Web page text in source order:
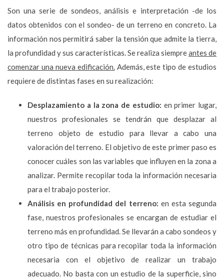
Son una serie de sondeos, análisis e interpretación -de los
datos obtenidos con el sondeo- de un terreno en concreto. La
información nos permitirá saber la tensión que admite la tierra,
la profundidad y sus características. Se realiza siempreantes de
comenzar una nueva edificación.Además, este tipo de estudios
requiere de distintas fases en su realización:
Desplazamiento a la zona de estudio: en primer lugar,
nuestros profesionales se tendrán que desplazar al
terreno objeto de estudio para llevar a cabo una
valoración del terreno. El objetivo de este primer paso es
conocer cuáles son las variables que influyen en la zona a
analizar. Permite recopilar toda la información necesaria
para el trabajo posterior.
Análisis en profundidad del terreno: en esta segunda
fase, nuestros profesionales se encargan de estudiar el
terreno más en profundidad. Se llevarán a cabo sondeos y
otro tipo de técnicas para recopilar toda la información
necesaria con el objetivo de realizar un trabajo
adecuado. No basta con un estudio de la superficie, sino